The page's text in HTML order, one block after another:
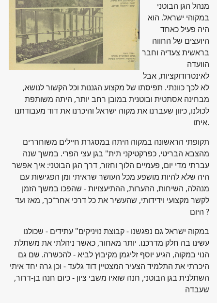
מנהל הגן הבוטני
במקוהי ישראל. הוא
היה פעיל כאחד
היועצים של החווה
בראשית צעדיה וחבר
הוועדה
לאינטרודוקציות, אבל
לא לכך כוונתי. תפיסתו של מקצוע הגננות וכל הקשור לנושא,
מבחינה אסתטית ובוטנית במובן רחב יותר, היתה משותפת
לכולנו, כיוון שעברנו את מקוה ישראל והיכרנו את דוד מעבודתנו
איתו.
תקופתי הראשונה במקוה היתה במסגרת חיילים משוחררים
מהצבא הבריטי, כפרקטיקני תית" בגן עצי הפרי. במשך שנה
עברתי מדי יום, פעמיים הלוך וחזור, דרך הגן הבוטני: איך אפשר
היה שלא להיות מושפע מכל העושר שראיתי ומן הפגישות עם
מנהלה, השיחות, ההערות, ההתיעצויות - שהפכו במשך הזמן
לקשר מקצועי וידידותי, שהעשיר את כל דרכי אחר־כך, מאז ועד
היום ?
במקוה ישראל גם נפגשנו - קבוצת נויניקים" עתידים - שכולנו
עשינו בה חלק מדרכנו. יותר מאחור, כאשר ניהלתי את משתלת
הנוי במקוה, הגיע יוסף זליגמן מקיבוץ לביא - להכשרה. שם גם
היכרתי את התלמיד הצעיר המצטיין דוד גלעד - וכן גרה יחד איתי
השתלנית בגן הבוטני, חנה שואיו משבי ציון - כיום חנה בן-דרור,
שעבדה